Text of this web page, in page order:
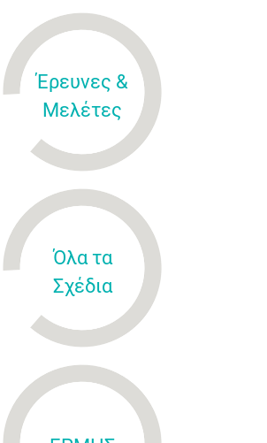
Έρευνες &
Μελέτες
Όλα τα
Σχέδια